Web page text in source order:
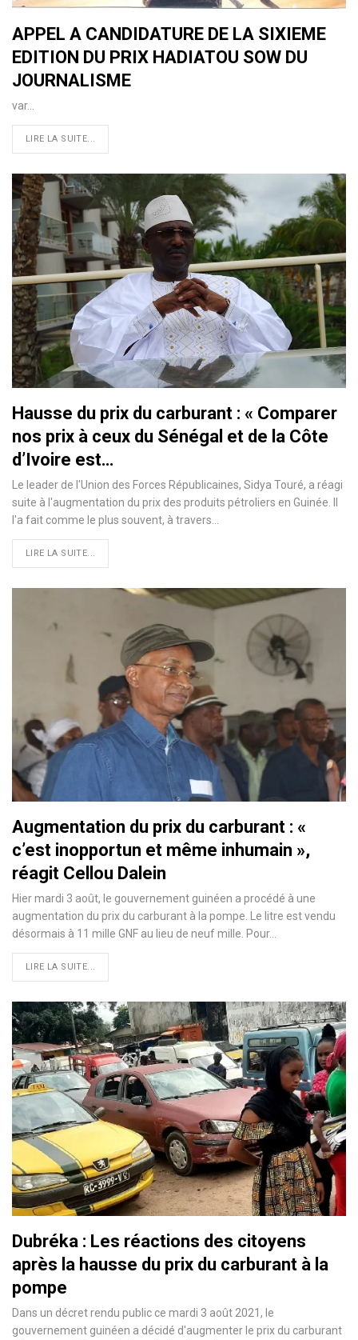
APPEL A CANDIDATURE DE LA SIXIEME
EDITION DU PRIX HADIATOU SOW DU
JOURNALISME
var…
LIRE LA SUITE...
Hausse du prix du carburant : « Comparer
nos prix à ceux du Sénégal et de la Côte
d’Ivoire est…
Le leader de l'Union des Forces Républicaines, Sidya Touré, a réagi
suite à l'augmentation du prix des produits pétroliers en Guinée. Il
l'a fait comme le plus souvent, à travers…
LIRE LA SUITE...
Augmentation du prix du carburant : «
c’est inopportun et même inhumain »,
réagit Cellou Dalein
Hier mardi 3 août, le gouvernement guinéen a procédé à une
augmentation du prix du carburant à la pompe. Le litre est vendu
désormais à 11 mille GNF au lieu de neuf mille. Pour…
LIRE LA SUITE...
Dubréka : Les réactions des citoyens
après la hausse du prix du carburant à la
pompe
Dans un décret rendu public ce mardi 3 août 2021, le
gouvernement guinéen a décidé d'augmenter le prix du carburant